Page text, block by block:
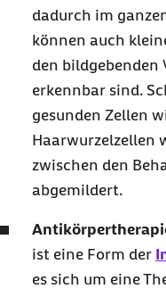
dadurch im
können auch
den
erkennbar sind.
gesunden Zellen
Haarwurzelzellen
zwischen den
abgemildert.
ist eine Form der
es sich um eine